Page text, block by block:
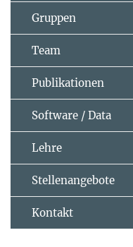
Gruppen
Team
Publikationen
Software / Data
Lehre
Stellenangebote
Kontakt